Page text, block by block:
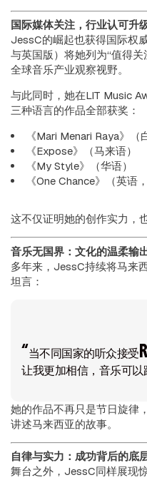
国际媒体关注，行业认可升
JessC的崛起也获得国际权
与英国版）将她列为“值得
全球音乐产业观察视野。
与此同时，她在LIT Music
三种语言的作品全部获奖：
《Mari Menari Raya》（
《Expose》（马来语）
《My Style》（华语）
《One Chance》（英语
这不仅证明她的创作实力，
音乐无国界：文化的温柔输
多年来，JessC持续将马来
坦言：
“当不同国家的听众接受
让我更加相信，音乐可
她的作品不再只是节日旋
讲述马来西亚的故事。
自律与实力：成功背后的底
舞台之外，JessC同样展现